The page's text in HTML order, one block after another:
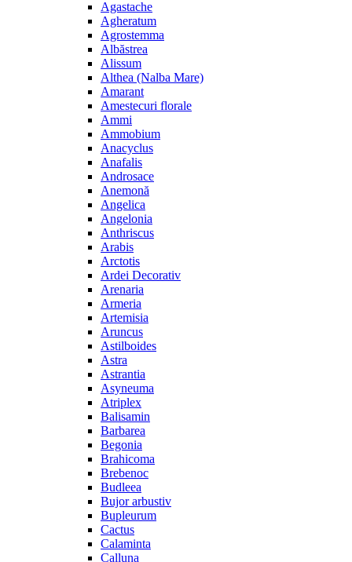
Agastache
Agheratum
Agrostemma
Albăstrea
Alissum
Althea (Nalba Mare)
Amarant
Amestecuri florale
Ammi
Ammobium
Anacyclus
Anafalis
Androsace
Anemonă
Angelica
Angelonia
Anthriscus
Arabis
Arctotis
Ardei Decorativ
Arenaria
Armeria
Artemisia
Aruncus
Astilboides
Astra
Astrantia
Asyneuma
Atriplex
Balisamin
Barbarea
Begonia
Brahicoma
Brebenoc
Budleea
Bujor arbustiv
Bupleurum
Cactus
Calaminta
Calluna